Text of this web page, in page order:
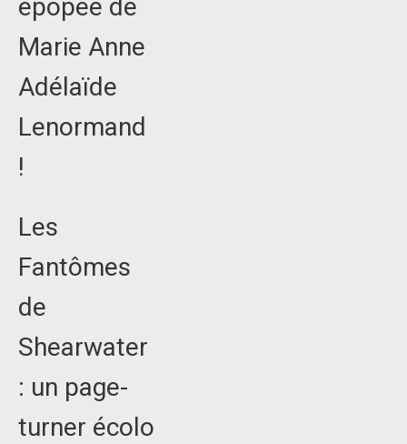
épopée de
Marie Anne
Adélaïde
Lenormand
!
Les
Fantômes
de
Shearwater
: un page-
turner écolo